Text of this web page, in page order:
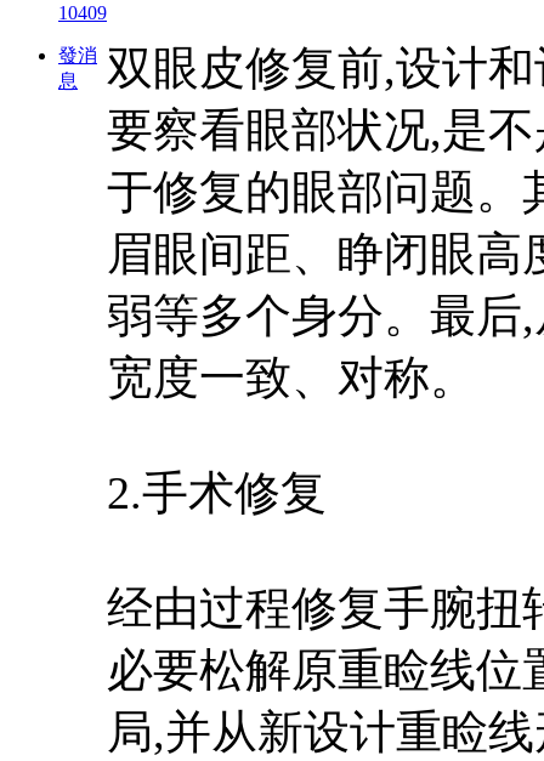
10409
發消
息
双眼皮修复前,设计
要察看眼部状况,是
于修复的眼部问题。
眉眼间距、睁闭眼
弱等多个身分。最后
宽度一致、对称。
2.手术修复
经由过程修复手腕扭
必要松解原重睑线位
局,并从新设计重睑